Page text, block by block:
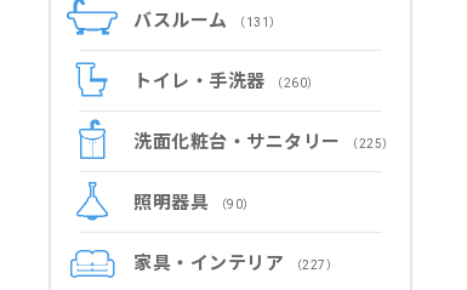
バスルーム （131）
トイレ・手洗器 （260）
洗面化粧台・サニタリー （225）
照明器具 （90）
家具・インテリア （227）